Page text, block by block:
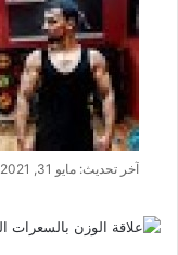
آخر تحديث: مايو 31, 2021